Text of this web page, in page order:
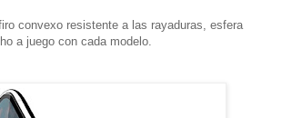
convexo resistente a las rayaduras, esfera
a juego con cada modelo.